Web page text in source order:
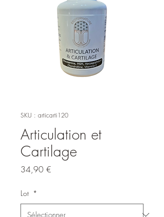
SKU : articarti120
Articulation et
Cartilage
34,90 €
Lot *